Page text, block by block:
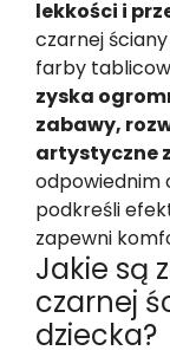
lekkości i
czarnej
farby
zyska
zabawy,
artystyczne
odpowiednim
podkreśli
zapewni
Jakie są
czarnej
dziecka?